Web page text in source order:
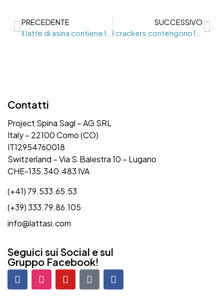
PRECEDENTE
SUCCESSIVO
Contatti
Project Spina Sagl – AG SRL
Italy – 22100 Como (CO)
IT12954760018
Switzerland – Via S.Balestra 10 – Lugano
CHE-135.340.483 IVA
(+41) 79.533.65.53
(+39) 333.79.86.105
info@lattasi.com
Seguici sui Social e sul
Gruppo Facebook!